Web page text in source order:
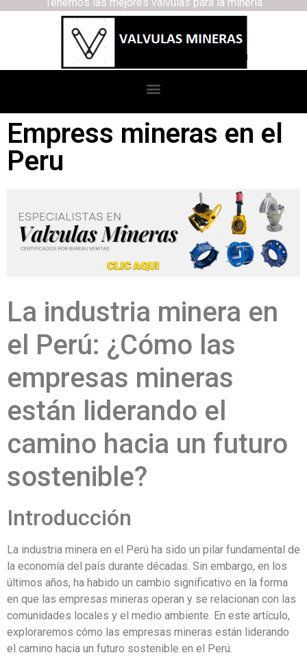
Empress mineras en el
Peru
La industria minera en
el Perú: ¿Cómo las
empresas mineras
están liderando el
camino hacia un futuro
sostenible?
Introducción
La industria minera en el Perú ha sido un pilar fundamental de
la economía del país durante décadas. Sin embargo, en los
últimos años, ha habido un cambio significativo en la forma
en que las empresas mineras operan y se relacionan con las
comunidades locales y el medio ambiente. En este artículo,
exploraremos cómo las empresas mineras están liderando
el camino hacia un futuro sostenible en el Perú.